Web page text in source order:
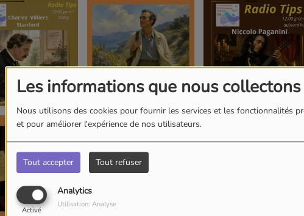
Les informations que nous collectons
Nous utilisons des cookies pour fournir les services et les fonctionnalités
et pour améliorer l'expérience de nos utilisateurs.
Tout accepter Tout refuser
Analytics
Activé
Utilisation: Analyse